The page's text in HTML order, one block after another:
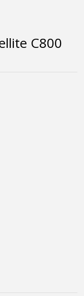
C800